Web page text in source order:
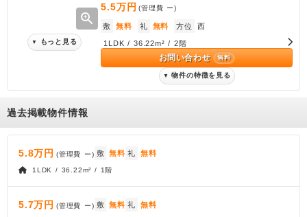
zoom_in
▼ もっと見る
5.5万円 (管理費 ー)
敷 無料 礼 無料 方位 西
1LDK / 36.22m² / 2階
お問い合わせ 無料
▼ 物件の特徴を見る
過去掲載物件情報
5.8万円 (管理費 ー) 敷 無料 礼 無料
1LDK / 36.22m² / 1階
5.7万円 (管理費 ー) 敷 無料 礼 無料